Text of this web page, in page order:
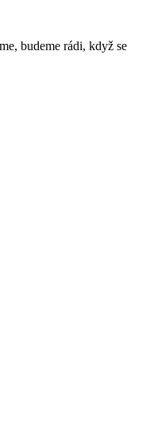
budeme rádi, když se